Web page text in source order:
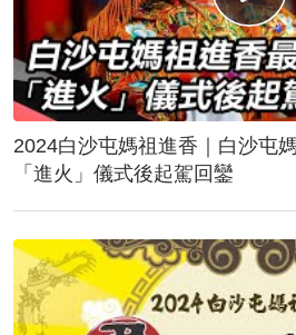
2024白沙屯媽祖進香｜白沙屯
「進火」儀式後起駕回鑾